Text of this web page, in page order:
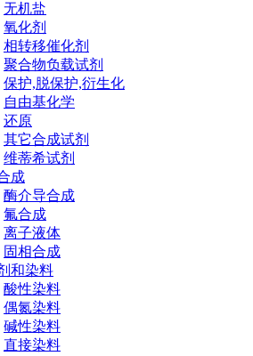
无机盐
氧化剂
相转移催化剂
聚合物负载试剂
保护,脱保护,衍生化
自由基化学
还原
其它合成试剂
维蒂希试剂
成
酶介导合成
氟合成
离子液体
固相合成
和染料
酸性染料
偶氮染料
碱性染料
直接染料